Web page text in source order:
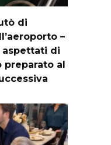
di
–
aspettati di
preparato al